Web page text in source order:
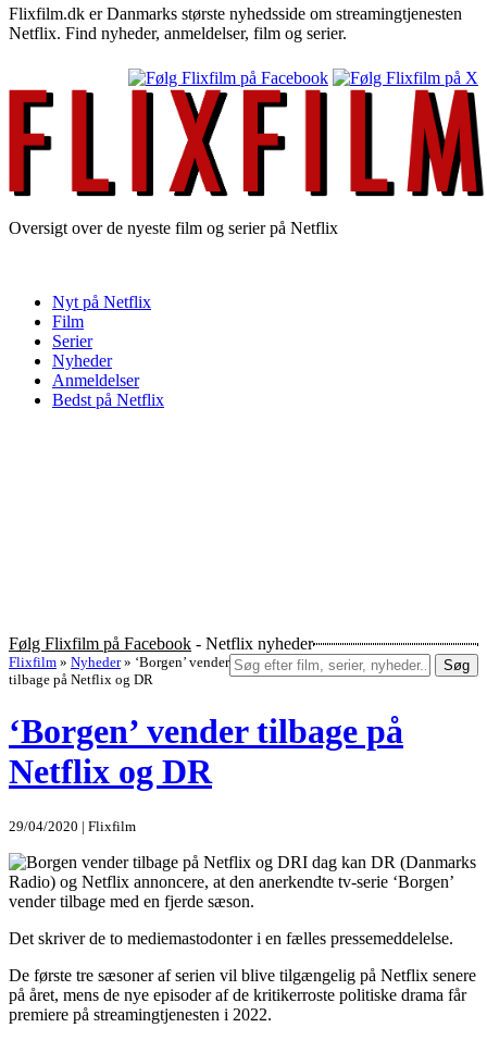
Flixfilm.dk er Danmarks største nyhedsside om streamingtjenesten
Netflix. Find nyheder, anmeldelser, film og serier.
Oversigt over de nyeste film og serier på Netflix
Nyt på Netflix
Film
Serier
Nyheder
Anmeldelser
Bedst på Netflix
Følg Flixfilm på Facebook - Netflix nyheder
Søg
Flixfilm » Nyheder » ‘Borgen’ vender
tilbage på Netflix og DR
‘Borgen’ vender tilbage på
Netflix og DR
29/04/2020 | Flixfilm
I dag kan DR (Danmarks
Radio) og Netflix annoncere, at den anerkendte tv-serie ‘Borgen’
vender tilbage med en fjerde sæson.
Det skriver de to mediemastodonter i en fælles pressemeddelelse.
De første tre sæsoner af serien vil blive tilgængelig på Netflix senere
på året, mens de nye episoder af de kritikerroste politiske drama får
premiere på streamingtjenesten i 2022.